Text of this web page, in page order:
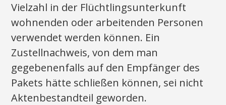
Vielzahl in der Flüchtlingsunterkunft
wohnenden oder arbeitenden Personen
verwendet werden können. Ein
Zustellnachweis, von dem man
gegebenenfalls auf den Empfänger des
Pakets hätte schließen können, sei nicht
Aktenbestandteil geworden.